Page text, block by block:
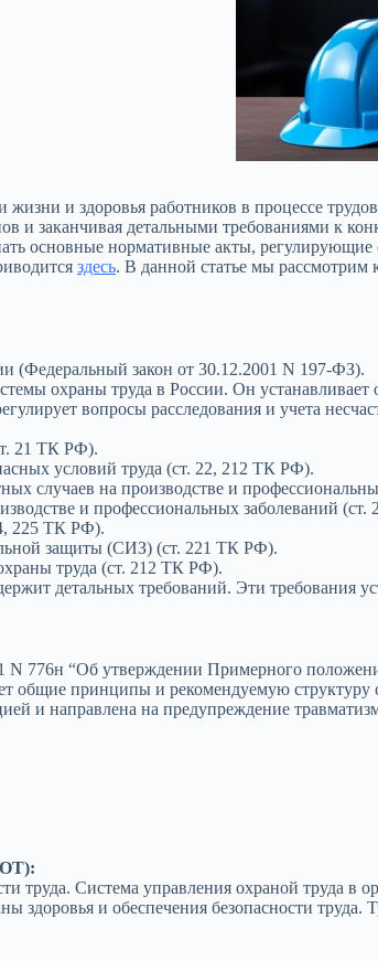
жизни и здоровья работников в процессе
и заканчивая детальными требованиями к
основные нормативные акты,
здесь. В данной статье мы
(Федеральный закон от 30.12.2001 N 197-ФЗ).
охраны труда в России. Он устанавливает
вопросы расследования и учета
21 ТК РФ).
условий труда (ст. 22, 212 ТК РФ).
случаев на производстве и
и профессиональных заболеваний
225 ТК РФ).
защиты (СИЗ) (ст. 221 ТК РФ).
труда (ст. 212 ТК РФ).
детальных требований. Эти требования
776н “Об утверждении Примерного
общие принципы и рекомендуемую
и направлена на предупреждение
труда. Система управления охраной труда в
и обеспечения безопасности труда.